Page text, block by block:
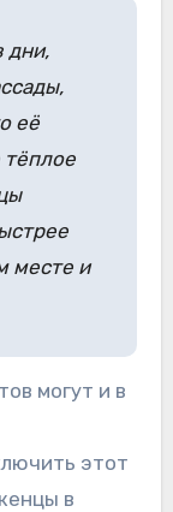
дни,
её
месте и
могут и в
этот
в